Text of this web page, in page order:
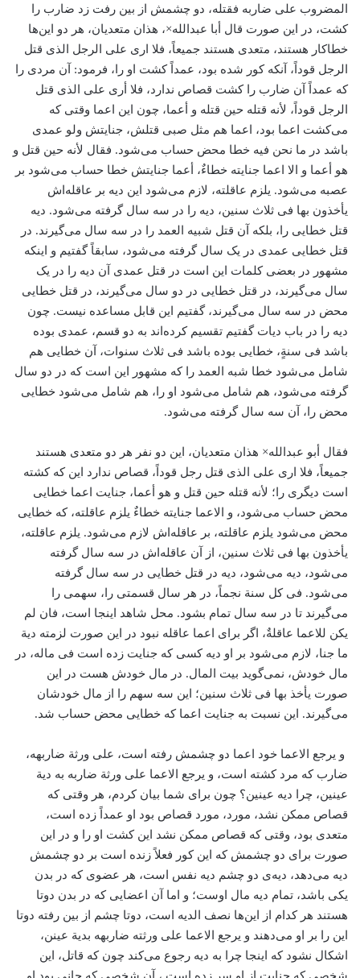
المضروب علی ضاربه فقتله، دو چشمش از بین رفت زد ضارب را
کشت، در این صورت قال أبا عبدالله×، هذان متعدیان، هر دو این‌ها
خطاکار هستند، متعدی هستند جمیعاً، فلا اری علی الرجل الذی قتل
الرجل قوداً، آنکه کور شده بود، عمداً کشت او را، فرمود: آن مردی را
که عمداً آن ضارب را کشت قصاص ندارد، فلا أری علی الذی قتل
الرجل قوداً، لأنه قتله حین قتله و أعما، چون این اعما وقتی که
می‌کشت اعما بود، اعما هم مثل صبی قتلش، جنایتش ولو عمدی
باشد در ما نحن فیه خطا محض حساب می‌شود. فقال لأنه حین قتل و
هو أعما و الا اعما جنایته خطاءٌ، أعما جنایتش خطا حساب می‌شود بر
عصبه می‌شود. یلزم عاقلته، لازم می‌شود این دیه بر عاقله‌اش
یأخذون بها فی ثلاث سنین، دیه را در سه سال گرفته می‌شود. دیه‌
قتل خطایی را، بلکه آن قتل شبیه العمد را در سه سال می‌گیرند. در
قتل خطایی عمدی در یک سال گرفته می‌شود، سابقاً گفتیم و اینکه
مشهور در بعضی کلمات این است در قتل عمدی آن دیه را در یک
سال می‌گیرند، در قتل خطایی در دو سال می‌گیرند، در قتل خطایی
محض در سه سال می‌گیرند، گفتیم این قابل مساعده نیست. چون
دیه را در باب دیات گفتیم تقسیم کرده‌اند به دو قسم، عمدی بوده
باشد فی سنةٍ، خطایی بوده باشد فی ثلاث سنوات، آن خطایی هم
شامل می‌شود خطا شبه العمد را که مشهور این است که در دو سال
گرفته می‌شود، هم شامل می‌شود او را، هم شامل می‌شود خطایی
محض را، آن سه سال گرفته می‌شود.
فقال أبو عبدالله× هذان متعدیان، این دو نفر هر دو متعدی هستند
جمیعاً، فلا اری علی الذی قتل رجل قوداً، قصاص ندارد این که کشته
است دیگری را؛ لأنه قتله حین قتل و هو أعما، جنایت اعما خطایی
محض حساب می‌شود، و الاعما جنایته خطاءٌ یلزم عاقلته، که خطایی
محض می‌شود یلزم عاقلته، بر عاقله‌اش لازم می‌شود. یلزم عاقلته،
یأخذون بها فی ثلاث سنین، از آن عاقله‌اش در سه سال گرفته
می‌شود، دیه می‌شود، دیه در قتل خطایی در سه سال گرفته
می‌شود. فی کل سنة نجماً، در هر سال قسمتی را، سهمی را
می‌گیرند تا در سه سال تمام بشود. محل شاهد اینجا است، فان لم
یکن للاعما عاقلةٌ، اگر برای اعما عاقله نبود در این صورت لزمته دیة
ما جنا، لازم می‌شود بر او دیه کسی که جنایت زده است فی ماله، در
مال خودش، نمی‌گوید بیت المال. در مال خودش هست در این
صورت یأخذ بها فی ثلاث سنین؛ این سه سهم را از مال خودشان
می‌گیرند. این نسبت به جنایت اعما که خطایی محض حساب شد.
و یرجع الاعما خود اعما دو چشمش رفته است، علی ورثة ضاربهه،
ضارب که مرد کشته است، و یرجع الاعما علی ورثة ضاربه به دیة
عینین، چرا دیه عینین؟ چون برای شما بیان کردم، هر وقتی که
قصاص ممکن نشد، مورد، مورد قصاص بود او عمداً زده است،
متعدی بود، وقتی که قصاص ممکن نشد این کشت او را و در این
صورت برای دو چشمش که این کور فعلاً زنده است بر دو چشمش
دیه می‌دهد، دیه‌ی دو چشم دیه نفس است، هر عضوی که در بدن
یکی باشد، تمام دیه مال اوست؛ و اما آن اعضایی که در بدن دوتا
هستند هر کدام از این‌ها نصف الدیه است، دوتا چشم از بین رفته دوتا
این را بر او می‌دهند و یرجع الاعما علی ورثته ضاربهه بدیة عینن،
اشکال نشود که اینجا چرا به دیه رجوع می‌کند چون که قاتل، این